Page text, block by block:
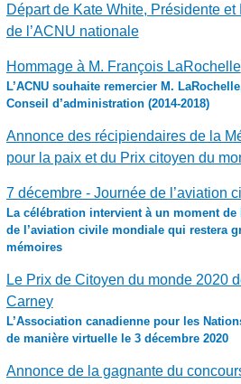
Départ de Kate White, Présidente
de l’ACNU nationale
Hommage à M. François LaRochelle
L’ACNU souhaite remercier M.
Conseil d’administration (2014-2018)
Annonce des récipiendaires de la
pour la paix et du Prix citoyen du
7 décembre - Journée de l’aviation
La célébration intervient à un moment de
de l’aviation civile mondiale qui restera
mémoires
Le Prix de Citoyen du monde 2020
Carney
L’Association canadienne pour les
de manière virtuelle le 3 décembre 2020
Annonce de la gagnante du